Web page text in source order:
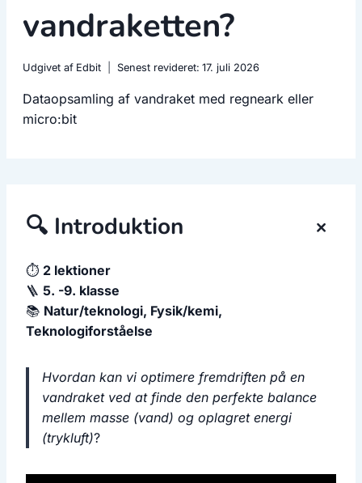
vandraketten?
Udgivet af Edbit Senest revideret: 17. juli 2026
Dataopsamling af vandraket med regneark eller
micro:bit
🔍 Introduktion +
⏱️ 2 lektioner
🪜 5. -9. klasse
📚 Natur/teknologi, Fysik/kemi,
Teknologiforståelse
Hvordan kan vi optimere fremdriften på en
vandraket ved at finde den perfekte balance
mellem masse (vand) og oplagret energi
(trykluft)?